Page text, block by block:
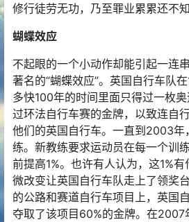
修行徒劳无功，乃至罪业累累还不知
蝴蝶效应
不起眼的一个小动作却能引起一连
著名的“蝴蝶效应”。英国自行车队
多快100年的时间里面只得过一枚
过环法自行车赛的金牌，以致连自
他们的英国自行车。一直到2003年
练。新教练要求运动员在每一个训
前提高1%。也许有人认为，这1%
微改变让英国自行车队走上了领奖
的公路和赛道自行车项目上，英国
夺取了该项目60%的金牌。在2007